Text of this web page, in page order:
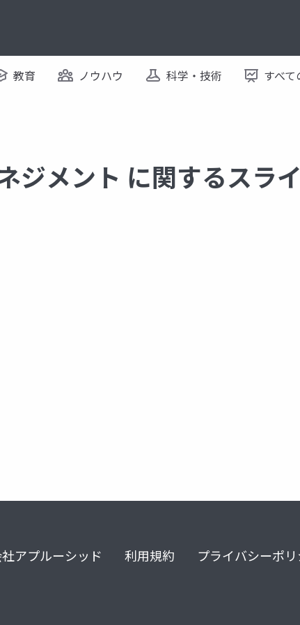
教育 ノウハウ 科学・技術 すべ
ジメント に関するスラ
アプルーシッド 利用規約 プライバシーポ